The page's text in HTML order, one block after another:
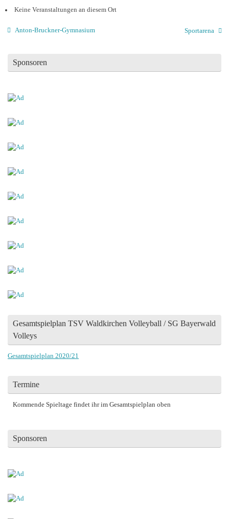
Keine Veranstaltungen an diesem Ort
Anton-Bruckner-Gymnasium Sportarena
Sponsoren
Gesamtspielplan TSV Waldkirchen Volleyball / SG Bayerwald
Volleys
Gesamtspielplan 2020/21
Termine
Kommende Spieltage findet ihr im Gesamtspielplan oben
Sponsoren